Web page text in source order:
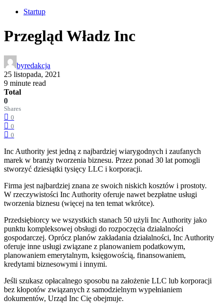
Startup
Przegląd Władz Inc
byredakcja
25 listopada, 2021
9 minute read
Total
0
Shares
0
0
0
Inc Authority jest jedną z najbardziej wiarygodnych i zaufanych
marek w branży tworzenia biznesu. Przez ponad 30 lat pomogli
stworzyć dziesiątki tysięcy LLC i korporacji.
Firma jest najbardziej znana ze swoich niskich kosztów i prostoty.
W rzeczywistości Inc Authority oferuje nawet bezpłatne usługi
tworzenia biznesu (więcej na ten temat wkrótce).
Przedsiębiorcy we wszystkich stanach 50 użyli Inc Authority jako
punktu kompleksowej obsługi do rozpoczęcia działalności
gospodarczej. Oprócz planów zakładania działalności, Inc Authority
oferuje inne usługi związane z planowaniem podatkowym,
planowaniem emerytalnym, księgowością, finansowaniem,
kredytami biznesowymi i innymi.
Jeśli szukasz opłacalnego sposobu na założenie LLC lub korporacji
bez kłopotów związanych z samodzielnym wypełnianiem
dokumentów, Urząd Inc Cię obejmuje.